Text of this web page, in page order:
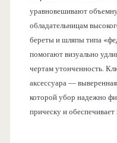
уравновешивают
обладательницам
береты и шляпы типа
помогают визуально
чертам утонченность.
аксессуара —
которой убор надежно
прическу и